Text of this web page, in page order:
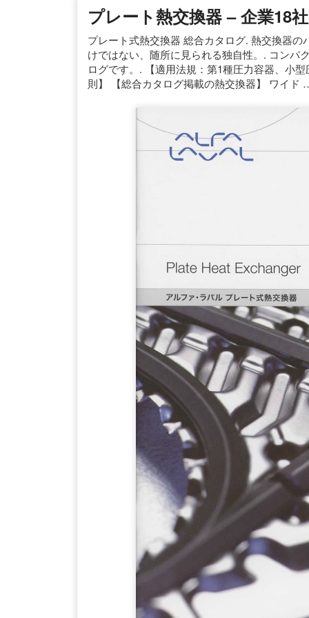
プレート熱交換器 – 企業18
プレート式熱交換器 総合カタログ. 熱交換器
けではない、随所に見られる独自性。. コンパ
ログです。. 【適用法規：第1種圧力容器、小
則】 【総合カタログ掲載の熱交換器】 ワイド